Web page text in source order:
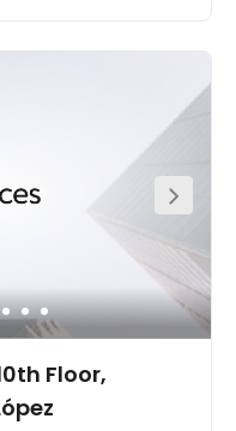
de las tiendas y
moderno, con
perfecta en
López